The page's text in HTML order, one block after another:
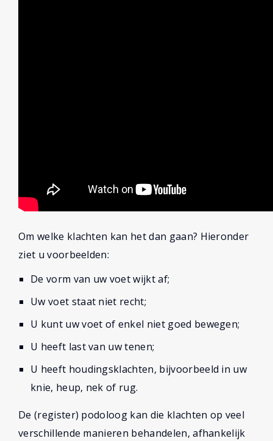
Om welke klachten kan het dan gaan? Hieronder
ziet u voorbeelden:
De vorm van uw voet wijkt af;
Uw voet staat niet recht;
U kunt uw voet of enkel niet goed bewegen;
U heeft last van uw tenen;
U heeft houdingsklachten, bijvoorbeeld in uw
knie, heup, nek of rug.
De (register) podoloog kan die klachten op veel
verschillende manieren behandelen, afhankelijk